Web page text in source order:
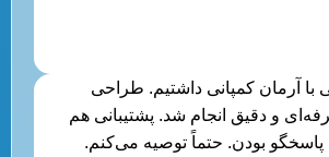
با آرمان کمپانی داشتیم. طراحی
و دقیق انجام شد. پشتیبانی هم
پاسخگو بودن. حتماً توصیه می‌کنم.